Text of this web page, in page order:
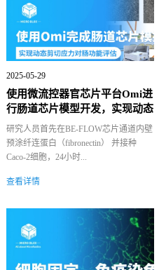
2025-05-29
使用微流控器官芯片平台Omi进
行肠道芯片模型开发，实现动态
剪切应...
研究人员首先在BE-FLOW芯片通道内壁
预涂纤连蛋白（fibronectin） 并接种
Caco-2细胞，24小时...
查看详情